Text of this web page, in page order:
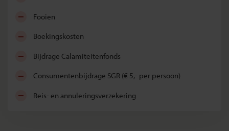
fooien
boekingskosten
bijdrage Calamiteitenfonds
consumentenbijdrage SGR (€ 5,- per persoon)
reis- en annuleringsverzekering